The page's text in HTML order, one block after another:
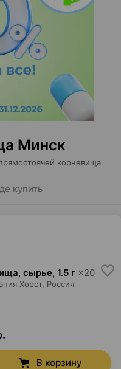
Минск
корневища
купить
сырье, 1.5 г ×20
Хорст, Россия
В корзину